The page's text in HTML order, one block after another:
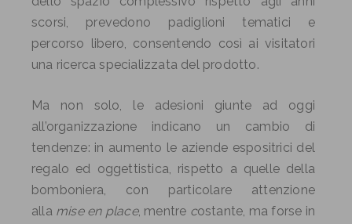
scorsi, prevedono padiglioni tematici e
percorso libero, consentendo così ai visitatori
una ricerca specializzata del prodotto.
Ma non solo, le adesioni giunte ad oggi
all’organizzazione indicano un cambio di
tendenze: in aumento le aziende espositrici del
regalo ed oggettistica, rispetto a quelle della
bomboniera, con particolare attenzione
alla mise en place, mentre costante, ma forse in